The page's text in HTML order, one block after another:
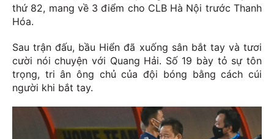
thứ 82, mang về 3 điểm cho CLB Hà Nội trước Thanh
Hóa.
Sau trận đấu, bầu Hiển đã xuống sân bắt tay và tươi
cười nói chuyện với Quang Hải. Số 19 bày tỏ sự tôn
trọng, tri ân ông chủ của đội bóng bằng cách cúi
người khi bắt tay.